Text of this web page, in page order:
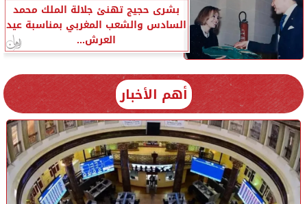
بشرى حجيج تهنئ جلالة الملك محمد
السادس والشعب المغربي بمناسبة عيد
العرش...
أهم الأخبار